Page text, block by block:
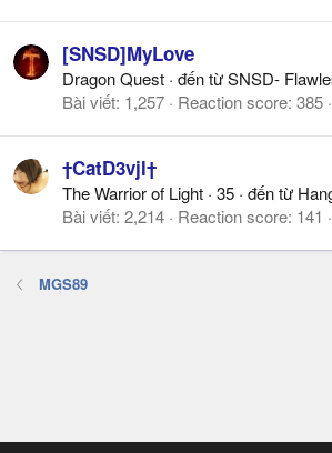
[SNSD]MyLove
Dragon Quest · đến từSNSD-
Bài viết 1,257 Reaction score 385
†CatD3vjl†
The Warrior of Light · 35 · đến từ
Bài viết 2,214 Reaction score 141
MGS89